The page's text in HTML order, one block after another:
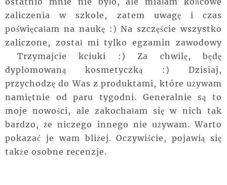
zaliczenia w szkole, zatem uwagę i czas
poświęcałam na naukę :) Na szczęście wszystko
zaliczone, został mi tylko egzamin zawodowy
Trzymajcie kciuki :) Za chwilę, będę
dyplomowaną kosmetyczką :) Dzisiaj,
przychodzę do Was z produktami, które używam
namiętnie od paru tygodni. Generalnie są to
moje nowości, ale zakochałam się w nich tak
bardzo, że niczego innego nie używam. Warto
pokazać je wam bliżej. Oczywiście, pojawią się
także osobne recenzje.